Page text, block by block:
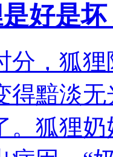
好是
分，狐
得黯淡
。狐狸